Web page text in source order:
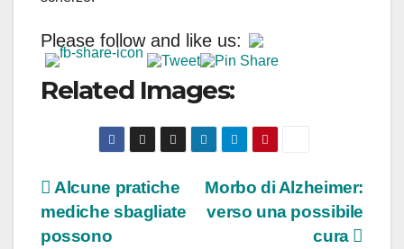
Please follow and like us:
Related Images:
Navigazione
articoli
Morbo di Alzheimer:
verso una possibile
cura
Alcune pratiche
mediche sbagliate
possono